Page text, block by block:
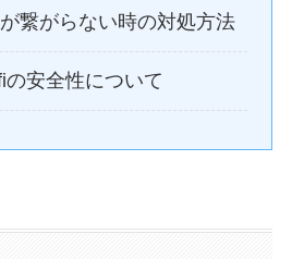
繋がらない時の対処方法
の安全性について